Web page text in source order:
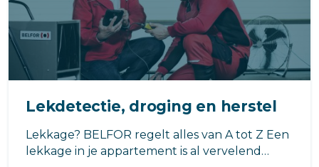
Lekdetectie, droging en herstel
Lekkage? BELFOR regelt alles van A tot Z Een
lekkage in je appartement is al vervelend